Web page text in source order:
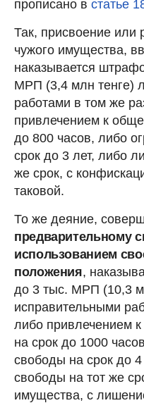
прописано в статье
Так, присвоение или
чужого имущества,
наказывается
МРП (3,4 млн тенге)
работами в том же
привлечением к
до 800 часов, либо
срок до 3 лет, либо
же срок, с
таковой.
То же деяние,
предварительному
использованием
положения,
до 3 тыс. МРП (10,3
исправительными
либо привлечением
на срок до 1000
свободы на срок до
свободы на тот же
имущества, с